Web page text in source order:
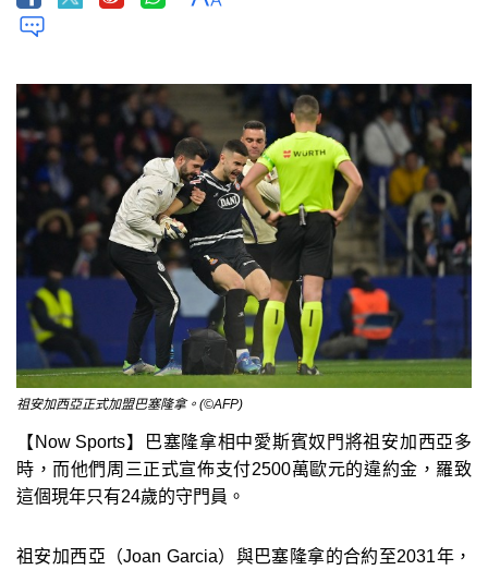
祖安加西亞正式加盟巴塞隆拿。(©AFP)
【Now Sports】巴塞隆拿相中愛斯賓奴門將祖安加西亞多
時，而他們周三正式宣佈支付2500萬歐元的違約金，羅致
這個現年只有24歲的守門員。
祖安加西亞（Joan Garcia）與巴塞隆拿的合約至2031年，